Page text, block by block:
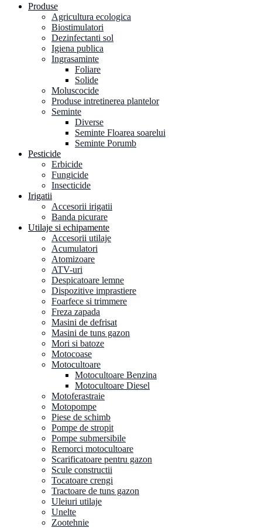
Produse
Agricultura ecologica
Biostimulatori
Dezinfectanti sol
Igiena publica
Ingrasaminte
Foliare
Solide
Moluscocide
Produse intretinerea plantelor
Seminte
Diverse
Seminte Floarea soarelui
Seminte Porumb
Pesticide
Erbicide
Fungicide
Insecticide
Irigatii
Accesorii irigatii
Banda picurare
Utilaje si echipamente
Accesorii utilaje
Acumulatori
Atomizoare
ATV-uri
Despicatoare lemne
Dispozitive imprastiere
Foarfece si trimmere
Freza zapada
Masini de defrisat
Masini de tuns gazon
Mori si batoze
Motocoase
Motocultoare
Motocultoare Benzina
Motocultoare Diesel
Motoferastraie
Motopompe
Piese de schimb
Pompe de stropit
Pompe submersibile
Remorci motocultoare
Scarificatoare pentru gazon
Scule constructii
Tocatoare crengi
Tractoare de tuns gazon
Uleiuri utilaje
Unelte
Zootehnie